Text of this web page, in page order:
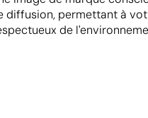
diffusion, permettant à
de